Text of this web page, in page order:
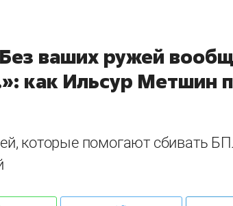
ваших ружей
как Ильсур Метшин
которые помогают сбивать